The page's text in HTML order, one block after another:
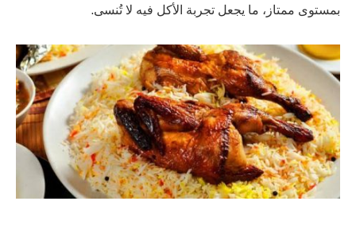
بمستوى ممتاز، ما يجعل تجربة الأكل فيه لا تُنسى.